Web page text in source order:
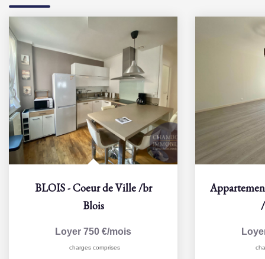
BLOIS - Coeur de Ville /br
Blois
Loyer 750 €/mois
charges comprises